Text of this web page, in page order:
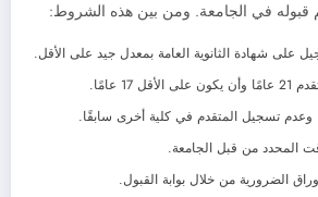
قبوله في الجامعة. ومن بين هذه الشروط:
على شهادة الثانوية العامة بمعدل جيد على الأقل.
17 عامًا.
وعدم تسجيل المتقدم في كلية أخرى سابقًا.
المحدد من قبل الجامعة.
الضرورية من خلال بوابة القبول.